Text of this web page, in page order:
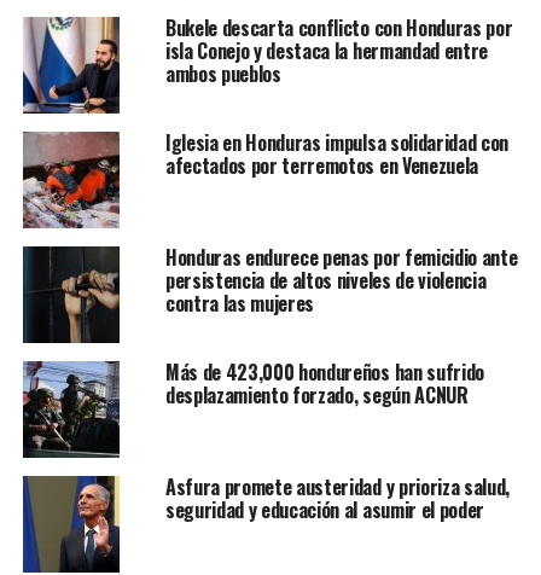
Honduras tiene la tasa más alta de homicidios de
Centroamérica: 35,79 cada 100 mil habitantes, el doble
que Guatemala y el triple que Costa Rica. El promedio
mundial es 8 cada 100mil, según la ONU.
Sin embargo, la cifra de homicidios en Honduras en 2022
fue la más baja en 16 años.
ADVERTISEMENT
RELATED TOPICS:
UP NEXT
Diabetes, hipertensión e infartos, principales causas de
muerte en Nicaragua
Bukele descarta conflicto con Honduras por
isla Conejo y destaca la hermandad entre
ambos pueblos
Iglesia en Honduras impulsa solidaridad con
afectados por terremotos en Venezuela
Honduras endurece penas por femicidio ante
persistencia de altos niveles de violencia
contra las mujeres
Más de 423,000 hondureños han sufrido
desplazamiento forzado, según ACNUR
Asfura promete austeridad y prioriza salud,
seguridad y educación al asumir el poder